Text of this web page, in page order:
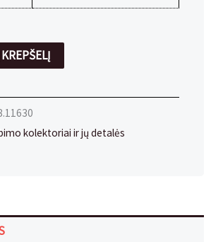
KREPŠELĮ
kolektoriai ir jų detalės